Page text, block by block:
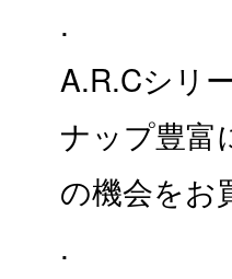
.
A.R.Cシリ
ナップ豊富
の機会をお
.